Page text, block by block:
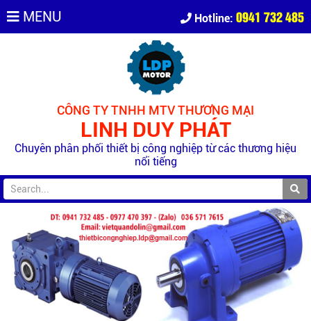
MENU Hotline: 0941 732 485
CÔNG TY TNHH MTV THƯƠNG MẠI
LINH DUY PHÁT
Chuyên phân phối thiết bị công nghiệp từ các thương hiệu
nổi tiếng